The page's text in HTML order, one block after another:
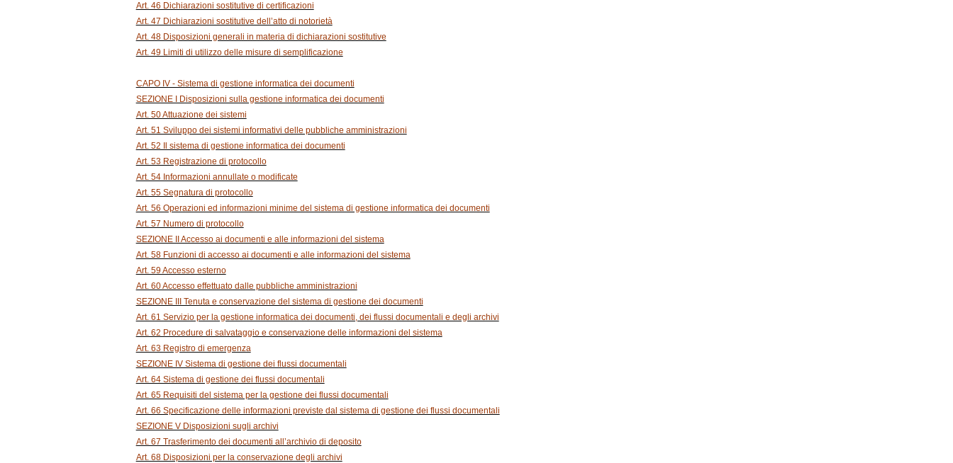
Art. 46 Dichiarazioni sostitutive di certificazioni
Art. 47 Dichiarazioni sostitutive dell’atto di notorietà
Art. 48 Disposizioni generali in materia di dichiarazioni sostitutive
Art. 49 Limiti di utilizzo delle misure di semplificazione
CAPO IV - Sistema di gestione informatica dei documenti
SEZIONE I Disposizioni sulla gestione informatica dei documenti
Art. 50 Attuazione dei sistemi
Art. 51 Sviluppo dei sistemi informativi delle pubbliche amministrazioni
Art. 52 Il sistema di gestione informatica dei documenti
Art. 53 Registrazione di protocollo
Art. 54 Informazioni annullate o modificate
Art. 55 Segnatura di protocollo
Art. 56 Operazioni ed informazioni minime del sistema di gestione informatica dei documenti
Art. 57 Numero di protocollo
SEZIONE II Accesso ai documenti e alle informazioni del sistema
Art. 58 Funzioni di accesso ai documenti e alle informazioni del sistema
Art. 59 Accesso esterno
Art. 60 Accesso effettuato dalle pubbliche amministrazioni
SEZIONE III Tenuta e conservazione del sistema di gestione dei documenti
Art. 61 Servizio per la gestione informatica dei documenti, dei flussi documentali e degli archivi
Art. 62 Procedure di salvataggio e conservazione delle informazioni del sistema
Art. 63 Registro di emergenza
SEZIONE IV Sistema di gestione dei flussi documentali
Art. 64 Sistema di gestione dei flussi documentali
Art. 65 Requisiti del sistema per la gestione dei flussi documentali
Art. 66 Specificazione delle informazioni previste dal sistema di gestione dei flussi documentali
SEZIONE V Disposizioni sugli archivi
Art. 67 Trasferimento dei documenti all’archivio di deposito
Art. 68 Disposizioni per la conservazione degli archivi